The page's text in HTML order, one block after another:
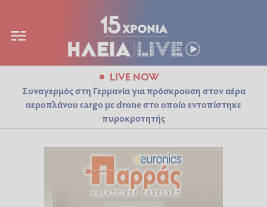
LIVE NOW
Συναγερμός στη Γερμανία για πρόσκρουση στον αέρα
αεροπλάνου cargo με drone στο οποίο εντοπίστηκε
πυροκροτητής